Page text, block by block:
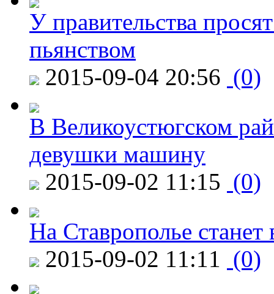
У правительства
пьянством
2015-09-04 20:56 (0)
В Великоустюгском
девушки машину
2015-09-02 11:15 (0)
На Ставрополье
2015-09-02 11:11 (0)